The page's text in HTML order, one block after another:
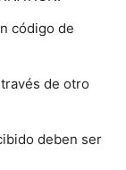
código de
de otro
deben ser